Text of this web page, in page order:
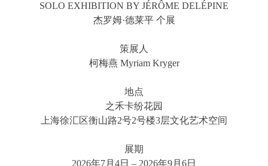
SOLO EXHIBITION BY JÉRÔME DELÉPINE
杰罗姆·德莱平 个展
策展人
柯梅燕 Myriam Kryger
地点
之禾卡纷花园
上海徐汇区衡山路2号2号楼3层文化艺术空间
展期
2026年7月4日 – 2026年9月6日